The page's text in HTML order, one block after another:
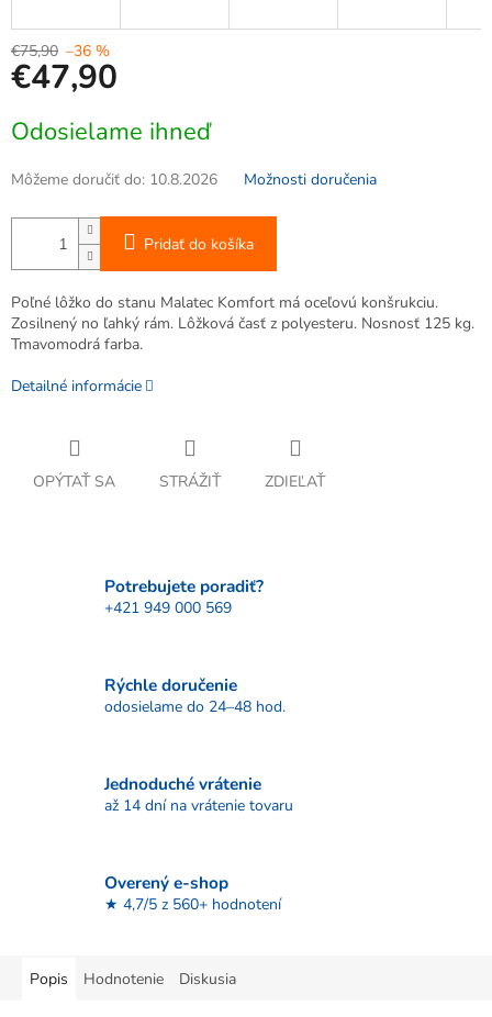
€75,90 –36 %
€47,90
cena:
Odosielame ihneď
Môžeme doručiť do: 10.8.2026 Možnosti doručenia
Pridať do košíka
Poľné lôžko do stanu Malatec Komfort má oceľovú konšrukciu.
Zosilnený no ľahký rám. Lôžková časť z polyesteru. Nosnosť 125 kg.
Tmavomodrá farba.
Detailné informácie
OPÝTAŤ SA STRÁŽIŤ ZDIEĽAŤ
Potrebujete poradiť?
+421 949 000 569
Rýchle doručenie
odosielame do 24–48 hod.
Jednoduché vrátenie
až 14 dní na vrátenie tovaru
Overený e-shop
★ 4,7/5 z 560+ hodnotení
Popis Hodnotenie Diskusia